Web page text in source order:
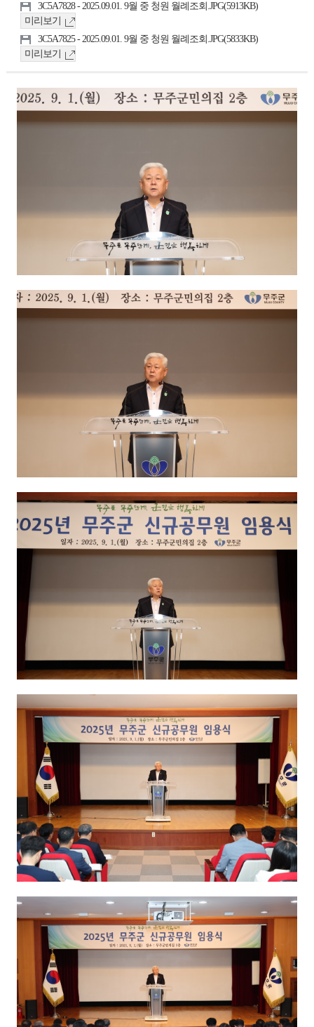
3C5A7828 - 2025.09.01. 9월 중 청원 월례조회.JPG(5913KB)
미리보기
3C5A7825 - 2025.09.01. 9월 중 청원 월례조회.JPG(5833KB)
미리보기